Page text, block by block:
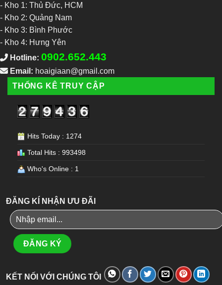
- Kho 1: Thủ Đức, HCM
- Kho 2: Quảng Nam
- Kho 3: Bình Phước
- Kho 4: Hưng Yên
Hotline: 0902.652.443
Email: hoaigiaan@gmail.com
THỐNG KÊ TRUY CẬP
Hits Today : 1274
Total Hits : 993498
Who's Online : 1
ĐĂNG KÍ NHẬN ƯU ĐÃI
KẾT NỐI VỚI CHÚNG TÔI